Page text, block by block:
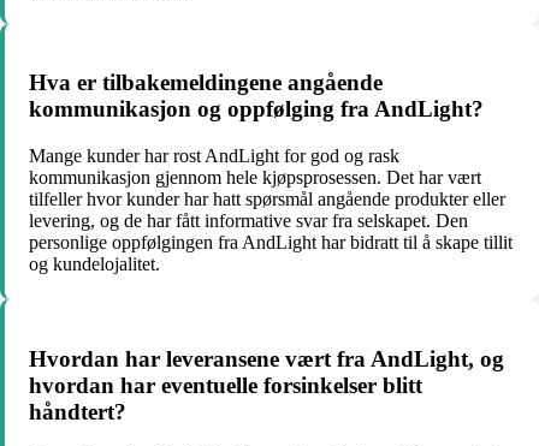
Hva er tilbakemeldingene angående
kommunikasjon og oppfølging fra AndLight?
Mange kunder har rost AndLight for god og rask
kommunikasjon gjennom hele kjøpsprosessen. Det har vært
tilfeller hvor kunder har hatt spørsmål angående produkter eller
levering, og de har fått informative svar fra selskapet. Den
personlige oppfølgingen fra AndLight har bidratt til å skape tillit
og kundelojalitet.
Hvordan har leveransene vært fra AndLight, og
hvordan har eventuelle forsinkelser blitt
håndtert?